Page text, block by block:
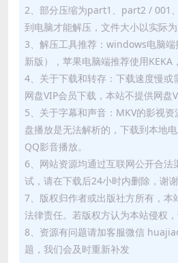
2、部分压缩为part1、part2 / 001
到电脑才能解压，文件大小以实际为
3、解压工具推荐：windows电脑
新版），苹果电脑端推荐使用KEKA
4、关于下载和转存：下载速度慢或
网盘VIP会员下载，本站不提供网盘
5、关于字幕和声音：MKV的影视
盘播放是无法解析的，下载到本地
QQ影音播放。
6、网站资源均通过互联网公开合法
试，请在下载后24小时内删除，谢谢
7、版权归作者或出版社方所有，本
法律责任。若版权方认为本站侵权，
8、资源有问题请加客服微信
题，我们会及时重新补发